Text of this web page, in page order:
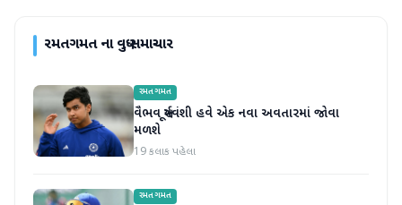
રમતગમતના વધુ સમાચાર
રમતગમત
વૈભવ સૂર્યવંશી હવે એક નવા અવતારમાં જોવા
મળશે
19 કલાક પહેલા
રમતગમત